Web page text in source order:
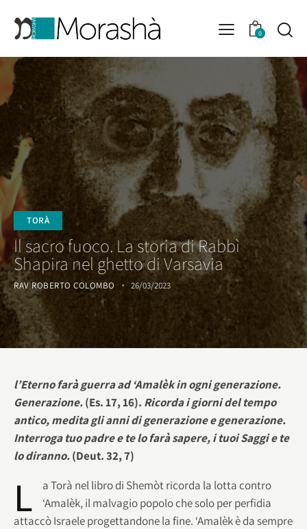
0
TORÀ
Il sacro fuoco. La storia di Rabbì
Shapira nel ghetto di Varsavia
RAV ROBERTO COLOMBO 26/03/2023
l’Eterno farà guerra ad ‘Amalèk in ogni generazione.
Generazione.(Es. 17, 16). Ricorda i giorni del tempo
antico, medita gli anni di generazione e generazione.
Interroga tuo padre e te lo farà sapere, i tuoi Saggi e te
lo diranno.(Deut. 32, 7)
L
a Torà nel libro di Shemòt ricorda la lotta contro
‘Amalèk, il malvagio popolo che solo per perfidia
attaccò Israele progettandone la fine. ‘Amalèk è da sempre